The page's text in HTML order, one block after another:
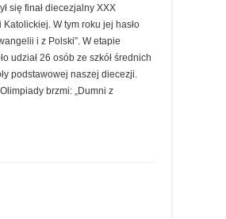
się finał diecezjalny XXX
W tym roku jej hasło
i z Polski”. W etapie
udział 26 osób ze szkół średnich
podstawowej naszej diecezji.
brzmi: „Dumni z